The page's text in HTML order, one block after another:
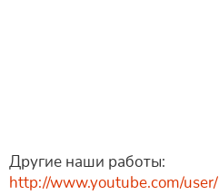
Другие наши работы:
http://www.youtube.com/